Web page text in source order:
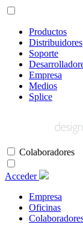
Productos
Distribuidores
Soporte
Empresa
Medios
Splice
Colaboradores
Acceder
Empresa
Oficinas